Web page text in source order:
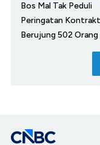
Bos Mal Tak Peduli
Peringatan
Berujung 502 Orang